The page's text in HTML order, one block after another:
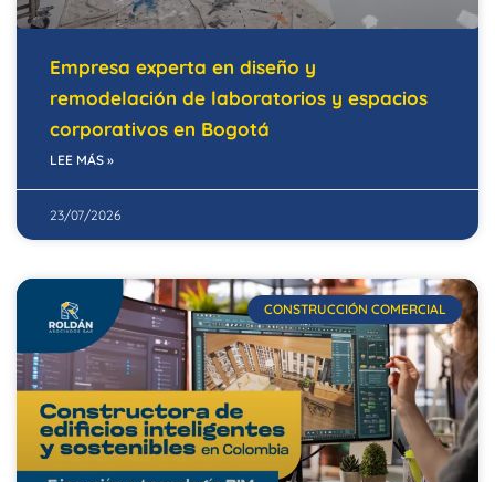
Empresa experta en diseño y
remodelación de laboratorios y espacios
corporativos en Bogotá
LEE MÁS »
23/07/2026
CONSTRUCCIÓN COMERCIAL